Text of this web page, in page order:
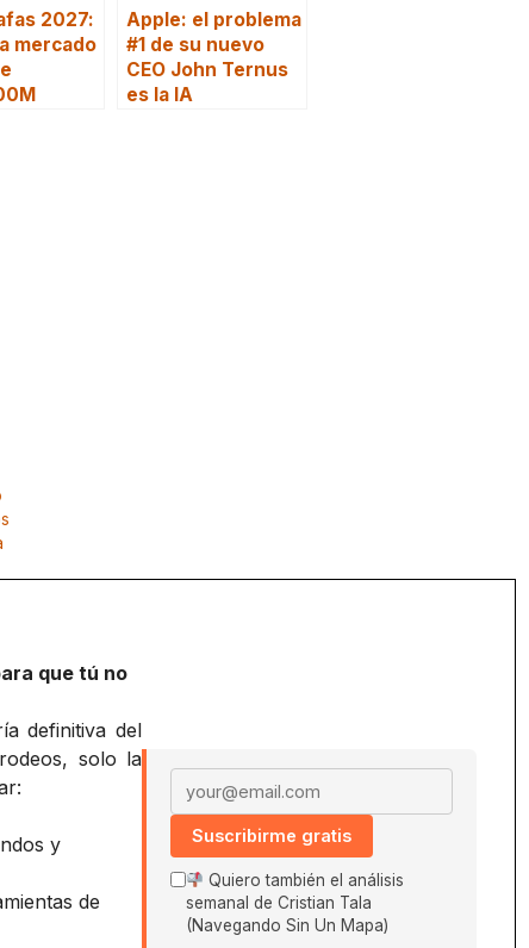
2027:
mercado
Apple: el problema
#1 de su nuevo
CEO John Ternus
es la IA
que tú no
definitiva del
solo la
y
de
Email address
Suscribirme gratis
Quiero también el análisis
semanal de Cristian Tala
(Navegando Sin Un Mapa)